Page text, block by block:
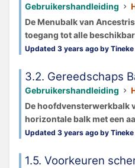
Gebruikershandleiding
De Menubalk van
toegang tot alle
Updated 3 years ago by Tineke
3.2. Gereedschaps
Gebruikershandleiding
De hoofdvensterwerkbalk
horizontale balk met een
Updated 3 years ago by Tineke
1.5. Voorkeuren